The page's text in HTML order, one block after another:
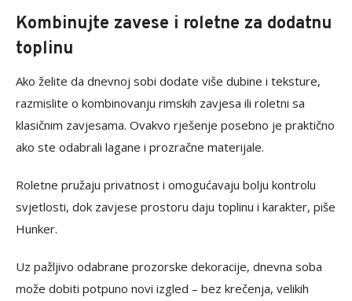
Kombinujte zavese i roletne za dodatnu
toplinu
Ako želite da dnevnoj sobi dodate više dubine i teksture,
razmislite o kombinovanju rimskih zavjesa ili roletni sa
klasičnim zavjesama. Ovakvo rješenje posebno je praktično
ako ste odabrali lagane i prozračne materijale.
Roletne pružaju privatnost i omogućavaju bolju kontrolu
svjetlosti, dok zavjese prostoru daju toplinu i karakter, piše
Hunker.
Uz pažljivo odabrane prozorske dekoracije, dnevna soba
može dobiti potpuno novi izgled – bez krečenja, velikih